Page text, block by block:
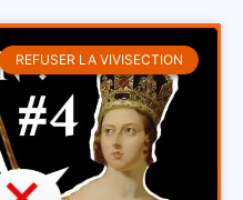
REFUSER LA VIVISECTION